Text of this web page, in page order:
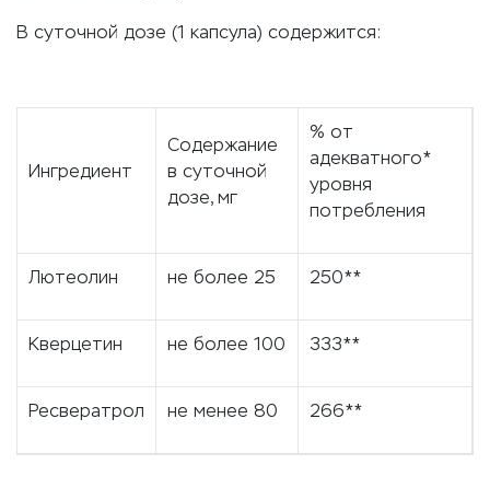
В суточной дозе (1 капсула) содержится:
Ингредиент
Содержание
в суточной
дозе, мг
% от
адекватного*
уровня
потребления
Лютеолин не более 25 250**
Кверцетин не более 100 333**
Ресвератрол не менее 80 266**